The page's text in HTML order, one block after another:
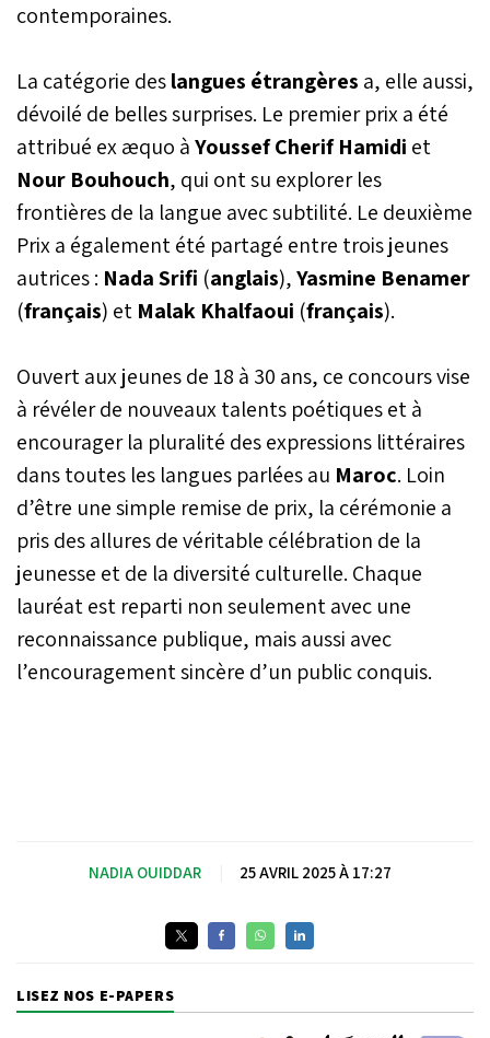
contemporaines.
La catégorie deslangues étrangères a, elle aussi,
dévoilé de belles surprises. Le premier prix a été
attribué ex æquo àYoussef Cherif Hamidi et
Nour Bouhouch, qui ont su explorer les
frontières de la langue avec subtilité. Le deuxième
Prix a également été partagé entre trois jeunes
autrices : Nada Srifi (anglais),Yasmine Benamer
(français) et Malak Khalfaoui (français).
Ouvert aux jeunes de 18 à 30 ans, ce concours vise
à révéler de nouveaux talents poétiques et à
encourager la pluralité des expressions littéraires
dans toutes les langues parlées au Maroc. Loin
d’être une simple remise de prix, la cérémonie a
pris des allures de véritable célébration de la
jeunesse et de la diversité culturelle. Chaque
lauréat est reparti non seulement avec une
reconnaissance publique, mais aussi avec
l’encouragement sincère d’un public conquis.
NADIA OUIDDAR 25 AVRIL 2025 À 17:27
LISEZ NOS E-PAPERS